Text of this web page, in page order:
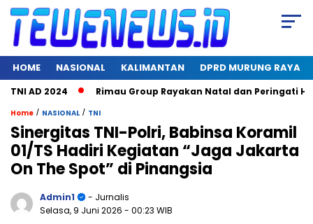
HOME NASIONAL KALIMANTAN DPRD MURUNG RAYA
2024 Rimau Group Rayakan Natal dan Peringati Hari
Home / NASIONAL / TNI
Sinergitas TNI-Polri, Babinsa Koramil
01/TS Hadiri Kegiatan “Jaga Jakarta
On The Spot” di Pinangsia
Admin1
- Jurnalis
Selasa, 9 Juni 2026 - 00:23 WIB